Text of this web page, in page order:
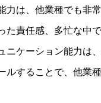
力は、他業種でも非
た責任感、多忙な中
ニケーション能力は
ルすることで、他業